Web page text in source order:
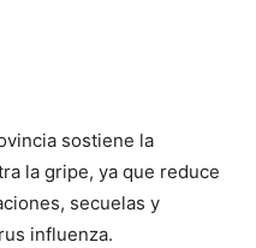
sostiene la
la gripe, ya que reduce
secuelas y
influenza.